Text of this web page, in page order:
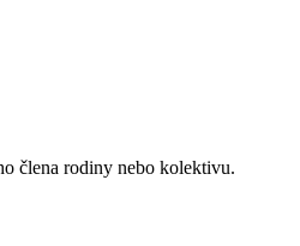
člena rodiny nebo kolektivu.